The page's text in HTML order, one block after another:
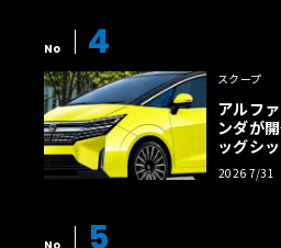
世界でわずか10台のみが限定生
でに全車両が完売となっている。
てカリアリのゴルフォ・デッリ・
プレリミナリー・レガッタ・サル
両はルナ・ロッサのベースキャン
とともに展示される予定だ。
No 4
スクープ
アルフ
ンダが
ッグシ
超の勝算
2026 7/31
5